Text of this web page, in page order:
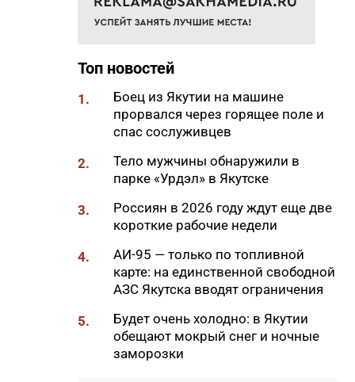
молока
спецтехники в зоне СВО
18:22
В АЗС Южной Якутии ситуация
стабилизируется
игра от якутских
разработчиков
18:01
85-квартирный дом в
Октемцах сдадут в конце
августа
Минздрав Якутии: раннее
выявление гепатита С
позволяет предотвратить
осложнения
В Таттинском районе в село
Топ новостей
1.
Боец из Якутии на машине
прорвался через горящее поле и
спас сослуживцев
2.
Тело мужчины обнаружили в
парке «Урдэл» в Якутске
3.
Россиян в 2026 году ждут еще две
короткие рабочие недели
4.
АИ-95 — только по топливной
карте: на единственной свободной
АЗС Якутска вводят ограничения
5.
Будет очень холодно: в Якутии
обещают мокрый снег и ночные
заморозки